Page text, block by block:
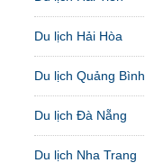
Du lịch Hải Hòa
Du lịch Quảng Bình
Du lịch Đà Nẵng
Du lịch Nha Trang